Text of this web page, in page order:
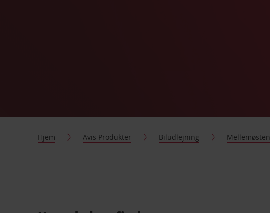
Hjem Avis Produkter Biludlejning Mellemøsten